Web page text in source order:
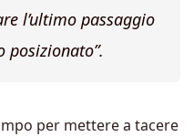
l’ultimo passaggio
posizionato”.
per mettere a tacere